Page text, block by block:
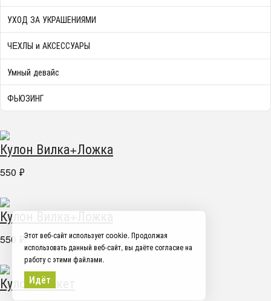
УХОД ЗА УКРАШЕНИЯМИ
ЧEХЛЫ и АКСЕССУАРЫ
Умный девайс
ФЬЮЗИНГ
Кулон Вилка+Ложка
550 ₽
Кулон Вилка+Ложка
550 ₽
Кулон Банкет
Этот веб-сайт использует cookie. Продолжая
использовать данный веб-сайт, вы даёте согласие на
работу с этими файлами.
Идёт